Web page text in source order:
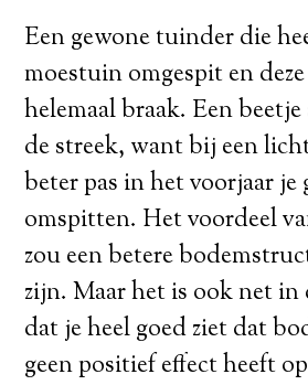
Een gewone tuinder die
moestuin omgespit en
helemaal braak. Een
de streek, want bij een
beter pas in het voorjaar je
omspitten. Het voordeel
zou een betere
zijn. Maar het is ook net in
dat je heel goed ziet dat
geen positief effect heeft